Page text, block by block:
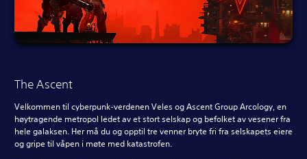
The Ascent
Velkommen til cyberpunk-verdenen Veles og Ascent Group Arcology, en
høytragende metropol ledet av et stort selskap og befolket av vesener fra
hele galaksen. Her må du og opptil tre venner bryte fri fra selskapets eiere
og gripe til våpen i møte med katastrofen.